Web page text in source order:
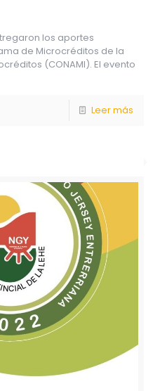
los aportes
de Microcréditos de la
(CONAMI). El evento
Leer más